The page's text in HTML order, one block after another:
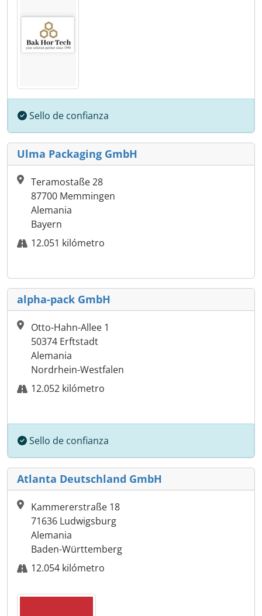
Sello de confianza
Ulma Packaging GmbH
Teramostaße 28
87700 Memmingen
Alemania
Bayern
12.051 kilómetro
alpha-pack GmbH
Otto-Hahn-Allee 1
50374 Erftstadt
Alemania
Nordrhein-Westfalen
12.052 kilómetro
Sello de confianza
Atlanta Deutschland GmbH
Kammererstraße 18
71636 Ludwigsburg
Alemania
Baden-Württemberg
12.054 kilómetro